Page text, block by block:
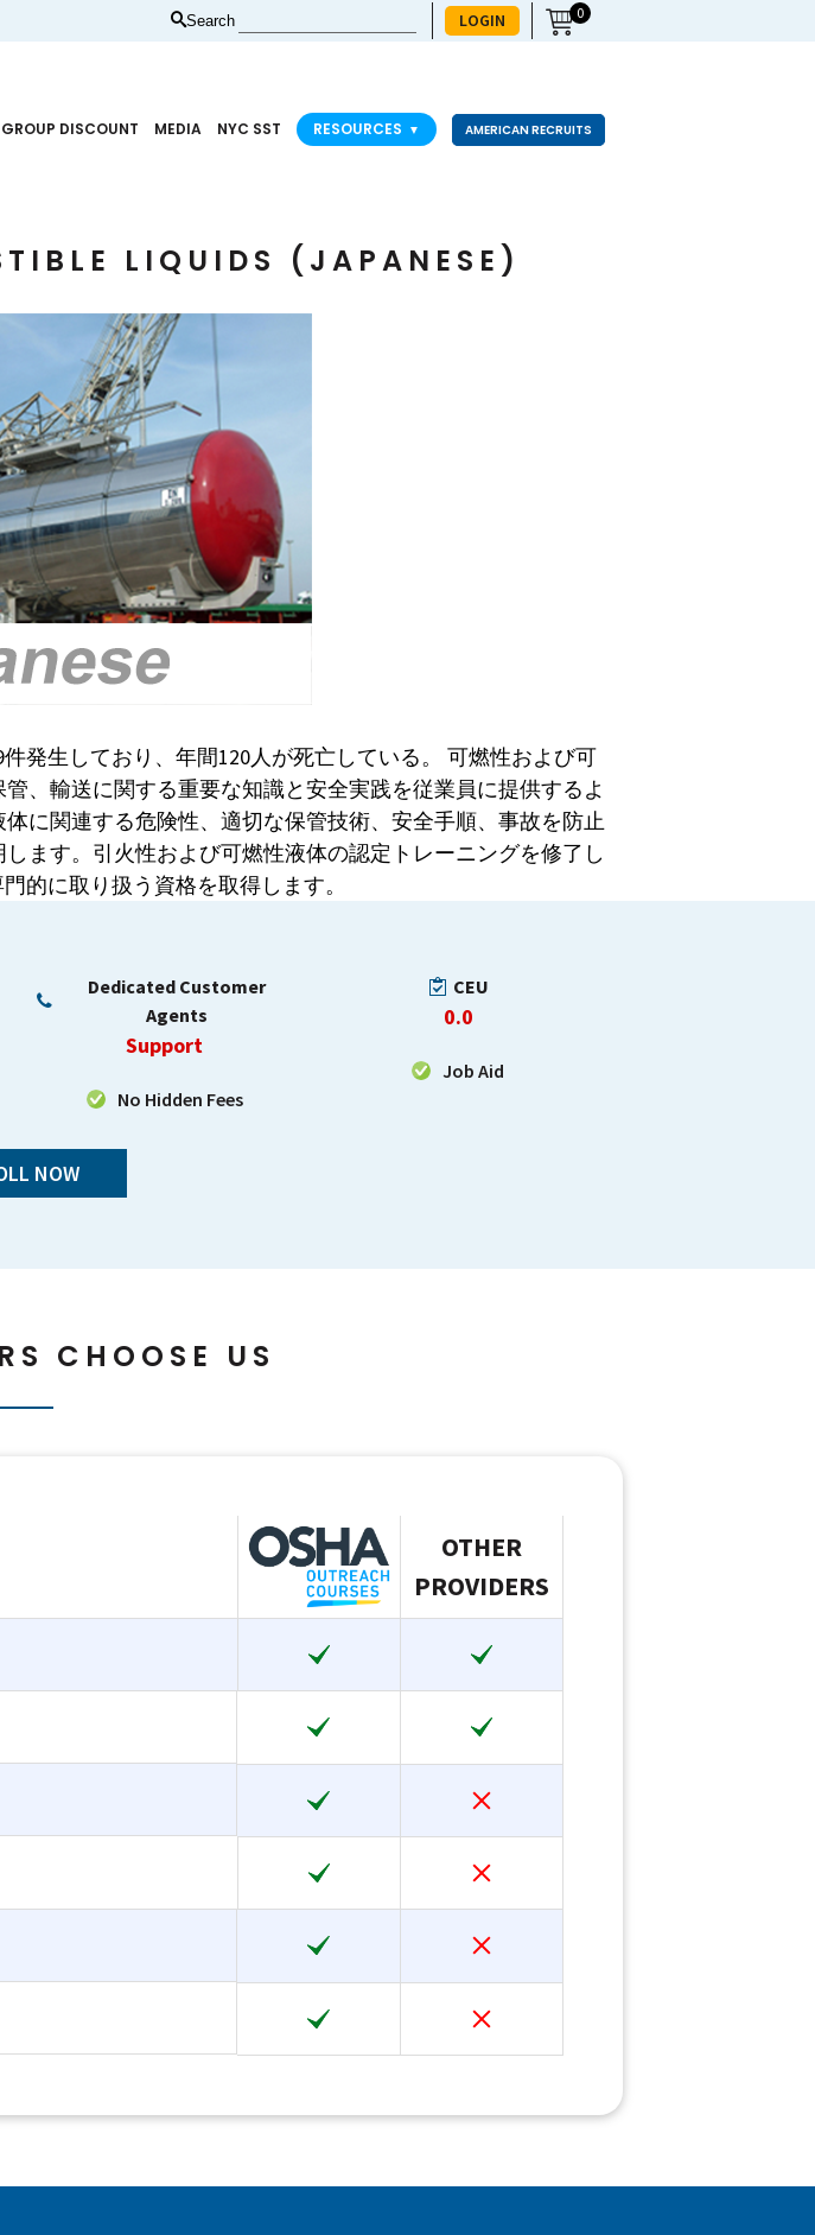
Search LOGIN 0
GROUP DISCOUNT MEDIA NYC SST RESOURCES ▼ AMERICAN RECRUITS
LIQUIDS (JAPANESE)
発生しており、年間120人が死亡している。 可燃性および可
、輸送に関する重要な知識と安全実践を従業員に提供するよ
に関連する危険性、適切な保管技術、安全手順、事故を防止
ます。引火性および可燃性液体の認定トレーニングを修了し
的に取り扱う資格を取得します。
Dedicated Customer
Agents
Support
No Hidden Fees
CEU
0.0
Job Aid
NOW
CHOOSE US
OTHER
PROVIDERS